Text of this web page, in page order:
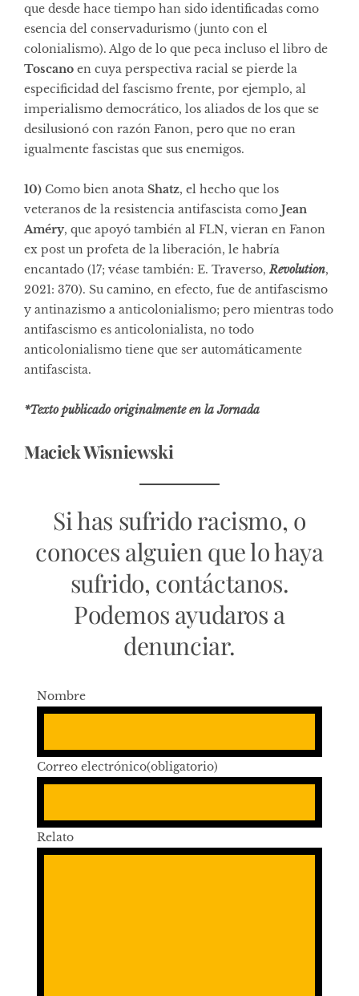
que desde hace tiempo han sido identificadas como
esencia del conservadurismo (junto con el
colonialismo). Algo de lo que peca incluso el libro de
Toscano en cuya perspectiva racial se pierde la
especificidad del fascismo frente, por ejemplo, al
imperialismo democrático, los aliados de los que se
desilusionó con razón Fanon, pero que no eran
igualmente fascistas que sus enemigos.
10) Como bien anota Shatz, el hecho que los
veteranos de la resistencia antifascista como Jean
Améry, que apoyó también al FLN, vieran en Fanon
ex post un profeta de la liberación, le habría
encantado (17; véase también: E. Traverso, Revolution,
2021: 370). Su camino, en efecto, fue de antifascismo
y antinazismo a anticolonialismo; pero mientras todo
antifascismo es anticolonialista, no todo
anticolonialismo tiene que ser automáticamente
antifascista.
*Texto publicado originalmente en la Jornada
Maciek Wisniewski
Si has sufrido racismo, o
conoces alguien que lo haya
sufrido, contáctanos.
Podemos ayudaros a
denunciar.
Nombre
Correo electrónico(obligatorio)
Relato